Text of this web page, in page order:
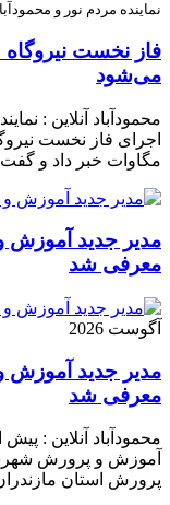
نماینده مردم نور و
می‌شود
محمودآباد آنلاین :
مگاوات خبر داد و
مدیر جدید آموزش
معرفی شد
آگوست 2026
مدیر جدید آموزش
معرفی شد
محمودآباد آنلاین :
آموزش و پرورش
پرورش استان